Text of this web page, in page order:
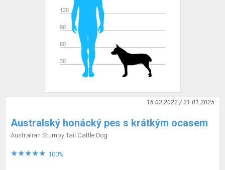
16.03.2022 / 21.01.2025
Australský honácký pes s krátkým ocasem
Australian Stumpy Tail Cattle Dog
100%